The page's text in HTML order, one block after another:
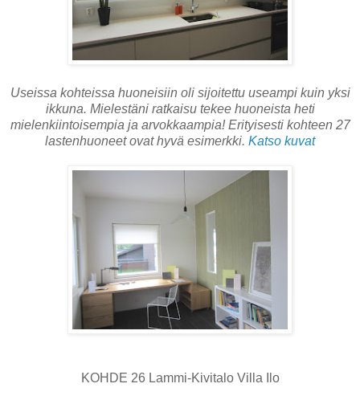
Useissa kohteissa huoneisiin oli sijoitettu useampi kuin yksi
ikkuna. Mielestäni ratkaisu tekee huoneista heti
mielenkiintoisempia ja arvokkaampia! Erityisesti kohteen 27
lastenhuoneet ovat hyvä esimerkki. Katso kuvat
KOHDE 26 Lammi-Kivitalo Villa Ilo